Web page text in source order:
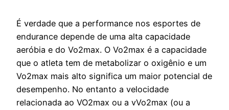
É verdade que a performance nos esportes de
endurance depende de uma alta capacidade
aeróbia e do Vo2max. O Vo2max é a capacidade
que o atleta tem de metabolizar o oxigênio e um
Vo2max mais alto significa um maior potencial de
desempenho. No entanto a velocidade
relacionada ao VO2max ou a vVo2max (ou a